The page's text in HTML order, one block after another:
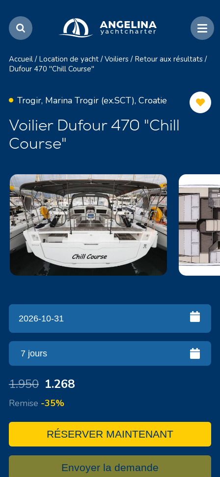
Accueil / Location de yacht / Voiliers / Retour aux résultats /
Dufour 470 "Chill Course"
Trogir, Marina Trogir (ex.SCT), Croatie
Voilier Dufour 470 "Chill
Course"
1.950 1.268
Remise -35%
RÉSERVER MAINTENANT
Envoyer la demande